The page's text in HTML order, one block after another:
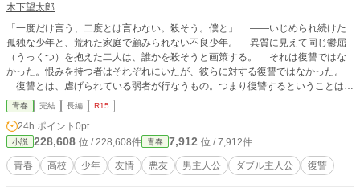
木下望太郎
「一度だけ言う、二度とは言わない。殺そう。僕と」 ――いじめられ続けた
孤独な少年と、荒れた家庭で顧みられない不良少年。 異質に見えて同じ鬱屈
（うっくつ）を抱えた二人は、誰かを殺そうと画策する。 それは復讐ではな
かった。恨みを持つ者はそれぞれにいたが、彼らに対する復讐ではなかった。
復讐とは、虐げられている弱者が行なうもの。つまり復讐するということは、
己が弱者だと認めること――彼らはそれができなかった。 代わりに選んだの
は、見知らぬ誰かの命を嘲笑う――殺す。己は、それができる強者だと確認する
こと。 刃物を隠した二人の少年は、獲物を求めて歩き出した。 けれどその
心は、いつしかすれ違っていて。 そして。少年はもう一人の少年に、その刃
を向ける――。 ※本作に犯罪を助長させる意図、肯定する意図はありません。
※実際のところ、テーマは「友情」であり「青春」。彼らなりの。
青春 完結 長編 R15
24h.ポイント 0pt
小説 228,608 位 / 228,608件 青春 7,912 位 / 7,912件
青春 高校 少年 友情 悪友 男主人公 ダブル主人公 復讐